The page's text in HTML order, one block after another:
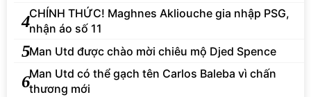
4CHÍNH THỨC! Maghnes Akliouche gia nhập PSG,
nhận áo số 11
5Man Utd được chào mời chiêu mộ Djed Spence
6Man Utd có thể gạch tên Carlos Baleba vì chấn
thương mới